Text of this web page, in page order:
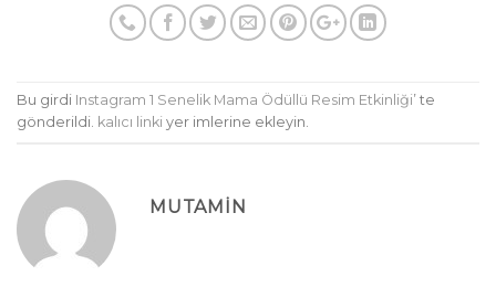
Bu girdi Instagram 1 Senelik Mama Ödüllü Resim Etkinliği’ te
gönderildi. kalıcı linki yer imlerine ekleyin.
MUTAMIN